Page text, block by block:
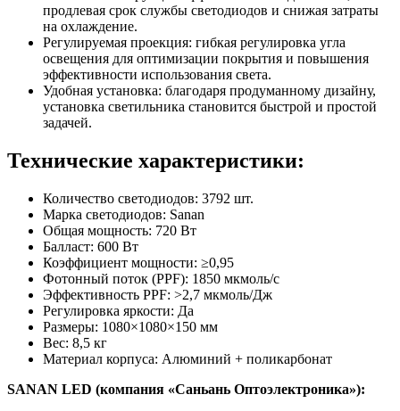
продлевая срок службы светодиодов и снижая затраты
на охлаждение.
Регулируемая проекция: гибкая регулировка угла
освещения для оптимизации покрытия и повышения
эффективности использования света.
Удобная установка: благодаря продуманному дизайну,
установка светильника становится быстрой и простой
задачей.
Технические характеристики:
Количество светодиодов: 3792 шт.
Марка светодиодов: Sanan
Общая мощность: 720 Вт
Балласт: 600 Вт
Коэффициент мощности: ≥0,95
Фотонный поток (PPF): 1850 мкмоль/с
Эффективность PPF: >2,7 мкмоль/Дж
Регулировка яркости: Да
Размеры: 1080×1080×150 мм
Вес: 8,5 кг
Материал корпуса: Алюминий + поликарбонат
SANAN LED (компания «Саньань Оптоэлектроника»):